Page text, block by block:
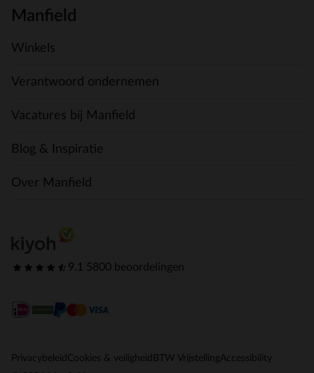
Manfield
Winkels
Verantwoord ondernemen
Vacatures bij Manfield
Blog & Inspiratie
Over Manfield
9.1 5800 beoordelingen
Privacybeleid Cookies & veiligheid BTW VrijstellingAccessibility